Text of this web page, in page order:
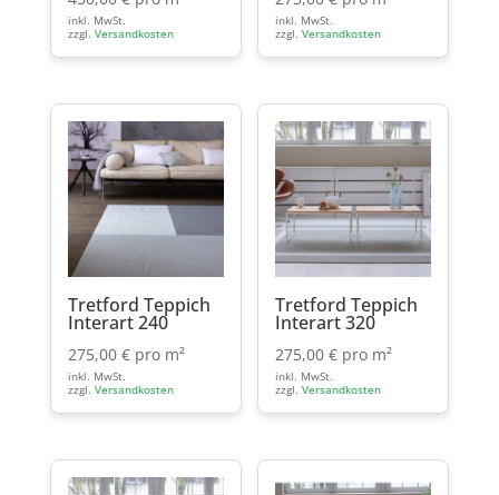
inkl. MwSt.
zzgl. Versandkosten
inkl. MwSt.
zzgl.Versandkosten
Tretford Teppich
Interart 240
275,00 € pro m²
inkl. MwSt.
zzgl. Versandkosten
Tretford Teppich
Interart 320
275,00€ pro m²
inkl. MwSt.
zzgl.Versandkosten